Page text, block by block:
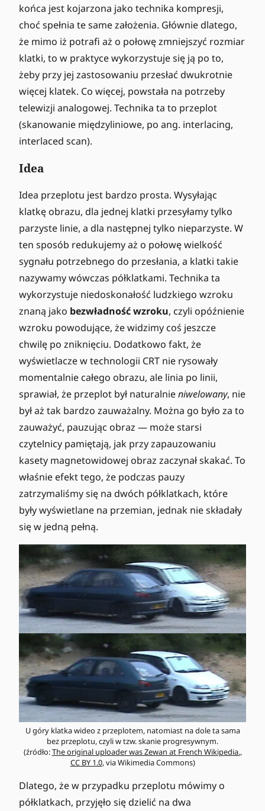
końca jest kojarzona jako technika kompresji,
choć spełnia te same założenia. Głównie dlatego,
że mimo iż potrafi aż o połowę zmniejszyć rozmiar
klatki, to w praktyce wykorzystuje się ją po to,
żeby przy jej zastosowaniu przesłać dwukrotnie
więcej klatek. Co więcej, powstała na potrzeby
telewizji analogowej. Technika ta to przeplot
(skanowanie międzyliniowe, po ang. interlacing,
interlaced scan).
Idea
Idea przeplotu jest bardzo prosta. Wysyłając
klatkę obrazu, dla jednej klatki przesyłamy tylko
parzyste linie, a dla następnej tylko nieparzyste. W
ten sposób redukujemy aż o połowę wielkość
sygnału potrzebnego do przesłania, a klatki takie
nazywamy wówczas półklatkami. Technika ta
wykorzystuje niedoskonałość ludzkiego wzroku
znaną jako bezwładność wzroku, czyli opóźnienie
wzroku powodujące, że widzimy coś jeszcze
chwilę po zniknięciu. Dodatkowo fakt, że
wyświetlacze w technologii CRT nie rysowały
momentalnie całego obrazu, ale linia po linii,
sprawiał, że przeplot był naturalnieniwelowany, nie
był aż tak bardzo zauważalny. Można go było za to
zauważyć, pauzując obraz — może starsi
czytelnicy pamiętają, jak przy zapauzowaniu
kasety magnetowidowej obraz zaczynał skakać. To
właśnie efekt tego, że podczas pauzy
zatrzymaliśmy się na dwóch półklatkach, które
były wyświetlane na przemian, jednak nie składały
się w jedną pełną.
U góry klatka wideo z przeplotem, natomiast na dole ta sama
bez przeplotu, czyli w tzw. skanie progresywnym.
(źródło:The original uploader was Zewan at French Wikipedia.,
CC BY 1.0, via Wikimedia Commons)
Dlatego, że w przypadku przeplotu mówimy o
półklatkach, przyjęło się dzielić na dwa